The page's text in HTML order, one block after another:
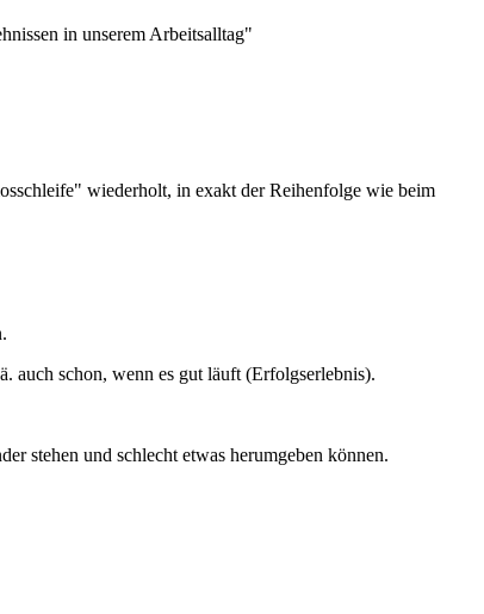
in unserem Arbeitsalltag"
wiederholt, in exakt der Reihenfolge wie beim
auch schon, wenn es gut läuft (Erfolgserlebnis).
stehen und schlecht etwas herumgeben können.